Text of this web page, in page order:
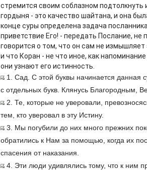
стремится своим соблазном подтолкнуть
гордыня - это качество шайтана, и она
конце суры определена задача
приветствие Его! - передать Послание, не
говорится о том, что он сам не
и что Коран - не что иное, как
они узнают его истинность.
1. Сад. С этой буквы начинается данная
с отдельных букв. Клянусь Благородным,
2. Те, которые не уверовали,
тем, кто уверовал в эту Истину.
3. Мы погубили до них много прежних
обратились к Нам за помощью, когда их
спасения от наказания.
4. Эти люди удивлялись тому, что к ним